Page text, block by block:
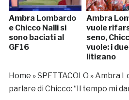
Ambra Lombardo
e Chicco Nalli si
sono baciati al
GF16
Ambra
vuole
seno,
vuole: i due
litigano
Home »SPETTACOLO »Ambra
parlare di Chicco: “Il tempo mi